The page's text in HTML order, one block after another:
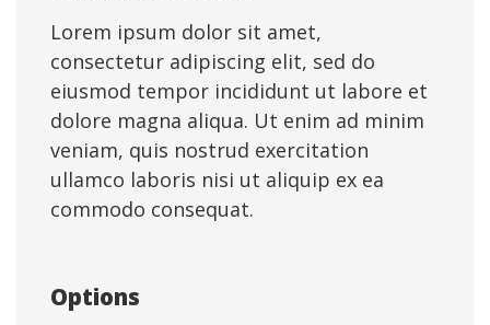
Lorem ipsum dolor sit amet,
consectetur adipiscing elit, sed do
eiusmod tempor incididunt ut labore et
dolore magna aliqua. Ut enim ad minim
veniam, quis nostrud exercitation
ullamco laboris nisi ut aliquip ex ea
commodo consequat.
Options